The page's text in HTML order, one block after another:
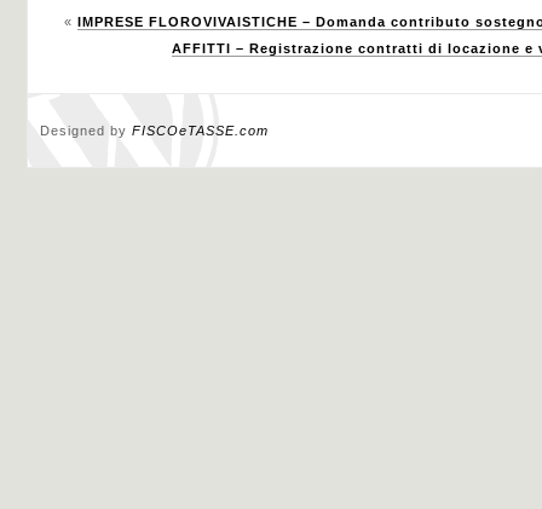
« IMPRESE FLOROVIVAISTICHE – Domanda contributo
AFFITTI – Registrazione contratti di locazione
Designed by FISCOeTASSE.com